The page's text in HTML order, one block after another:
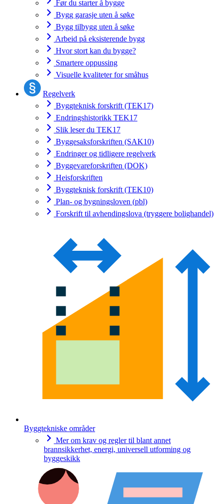
Før du starter å bygge
Bygg garasje uten å søke
Bygg tilbygg uten å søke
Arbeid på eksisterende bygg
Hvor stort kan du bygge?
Smartere oppussing
Visuelle kvaliteter for småhus
Regelverk
Byggteknisk forskrift (TEK17)
Endringshistorikk TEK17
Slik leser du TEK17
Byggesaksforskriften (SAK10)
Endringer og tidligere regelverk
Byggevareforskriften (DOK)
Heisforskriften
Byggteknisk forskrift (TEK10)
Plan- og bygningsloven (pbl)
Forskrift til avhendingslova (tryggere bolighandel)
Byggtekniske områder
Mer om krav og regler til blant annet
brannsikkerhet, energi, universell utforming og
byggeskikk